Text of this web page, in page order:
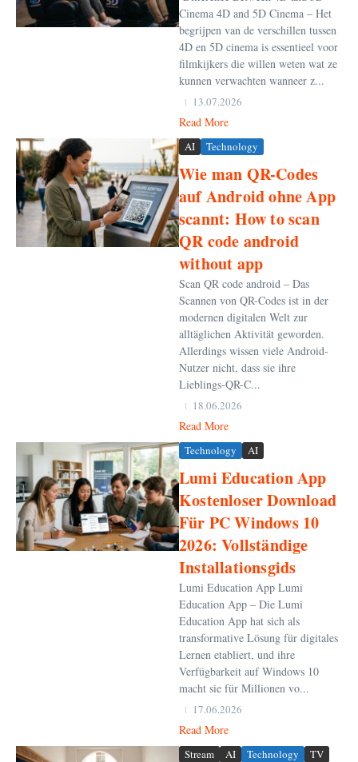
Cinema 4D and 5D Cinema – Het
begrijpen van de verschillen tussen
4D en 5D cinema is essentieel voor
filmkijkers die willen weten wat ze
kunnen verwachten wanneer z...
13.07.2026
Read More
AI Technology
Wie man QR-Codes
auf Android ohne App
scannt: How to scan
QR code android
without app
Scan QR code android – Das
Scannen von QR-Codes ist in der
modernen digitalen Welt zur
alltäglichen Aktivität geworden.
Allerdings wissen viele Android-
Nutzer nicht, dass sie ihre
Lieblings-QR-C...
18.06.2026
Read More
Technology AI
Lumi Education App
Kostenloser Download
Für PC Windows 10
2026: Vollständige
Installationsgids
Lumi Education App Lumi
Education App – Die Lumi
Education App hat sich als
transformative Lösung für digitales
Lernen etabliert, und ihre
Verfügbarkeit auf Windows 10
macht sie für Millionen vo...
17.06.2026
Read More
Stream AI Technology TV